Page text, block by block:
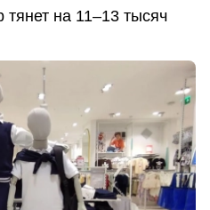
на 11–13 тысяч